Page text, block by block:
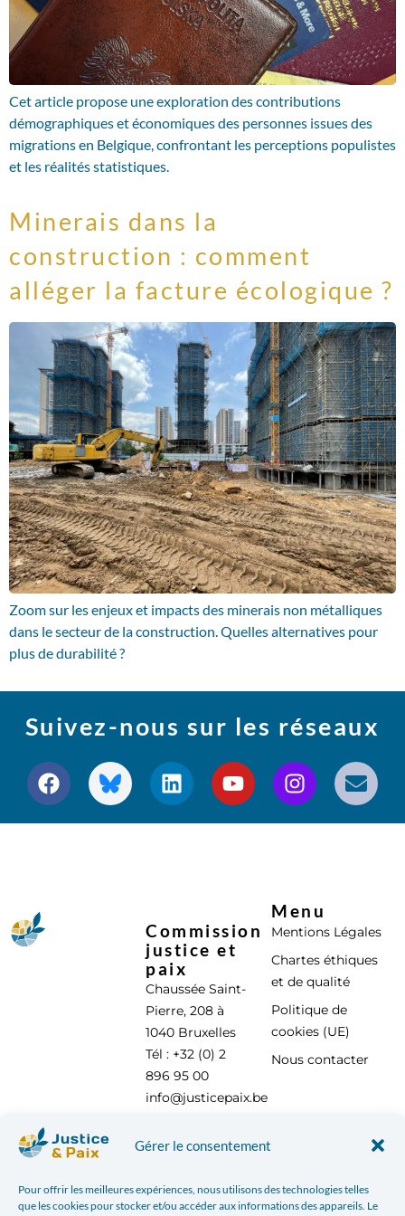
Gérer le consentement
Pour offrir les meilleures expériences, nous utilisons des technologies telles
que les cookies pour stocker et/ou accéder aux informations des appareils. Le
Cet article propose une exploration des contributions
démographiques et économiques des personnes issues des
migrations en Belgique, confrontant les perceptions populistes
et les réalités statistiques.
Minerais dans la
construction : comment
alléger la facture écologique ?
Zoom sur les enjeux et impacts des minerais non métalliques
dans le secteur de la construction. Quelles alternatives pour
plus de durabilité ?
Suivez-nous sur les réseaux
Commission
justice et
paix
Chaussée Saint-
Pierre, 208 à
1040 Bruxelles
Tél : +32 (0) 2
896 95 00
info@justicepaix.be
Menu
Mentions Légales
Chartes éthiques
et de qualité
Politique de
cookies (UE)
Nous contacter